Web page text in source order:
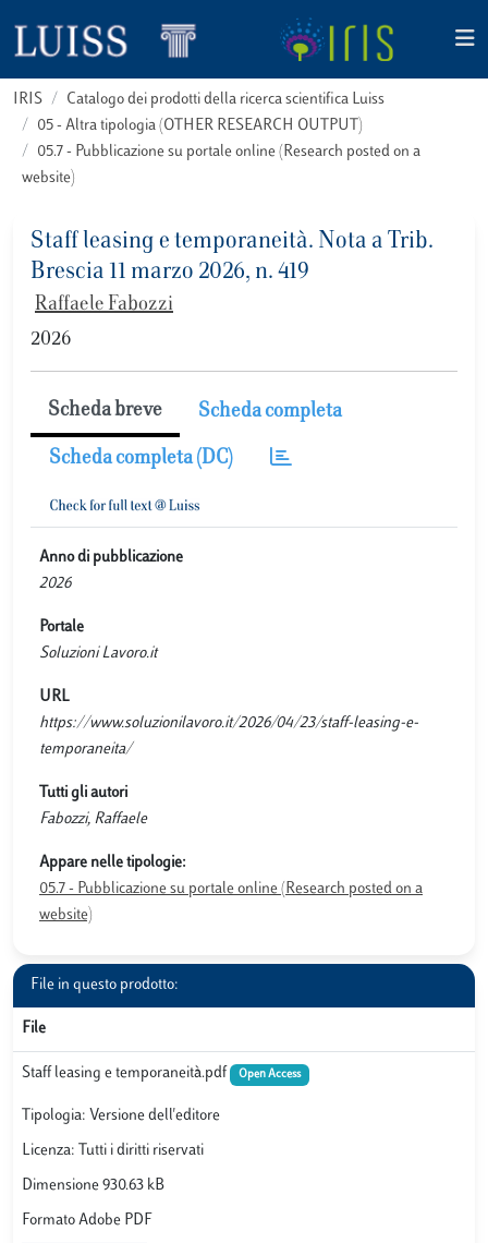
IRIS
Catalogo dei prodotti della ricerca scientifica Luiss
05 - Altra tipologia (OTHER RESEARCH OUTPUT)
05.7 - Pubblicazione su portale online (Research posted on a
website)
Staff leasing e temporaneità. Nota a Trib.
Brescia 11 marzo 2026, n. 419
Raffaele Fabozzi
2026
Scheda breve Scheda completa
Scheda completa (DC)
Anno di pubblicazione
2026
Portale
Soluzioni Lavoro.it
URL
https://www.soluzionilavoro.it/2026/04/23/staff-leasing-e-
temporaneita/
Tutti gli autori
Fabozzi, Raffaele
Appare nelle tipologie:
05.7 - Pubblicazione su portale online (Research posted on a
website)
File in questo prodotto:
File
Staff leasing e temporaneità.pdf Open Access
Tipologia: Versione dell'editore
Licenza: Tutti i diritti riservati
Dimensione 930.63 kB
Formato Adobe PDF